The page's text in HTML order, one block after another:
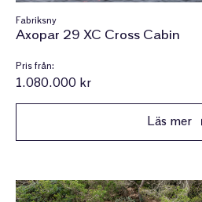
Fabriksny
Axopar 29 XC Cross Cabin
Pris från:
1.080.000 kr
Läs mer